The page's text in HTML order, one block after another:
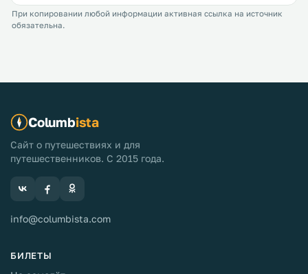
При копировании любой информации активная ссылка на источник
обязательна.
Columbista
Сайт о путешествиях и для
путешественников. С 2015 года.
info@columbista.com
БИЛЕТЫ